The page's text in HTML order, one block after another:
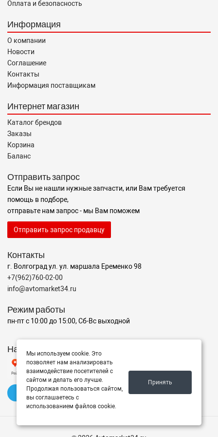
Оплата и безопасность
Информация
О компании
Новости
Соглашение
Контакты
Информация поставщикам
Интернет магазин
Каталог брендов
Заказы
Корзина
Баланс
Отправить запрос
Если Вы не нашли нужные запчасти, или Вам требуется
помощь в подборе,
отправьте нам запрос - мы Вам поможем
Отправить запрос продавцу
Контакты
г. Волгоград ул. ул. маршала Еременко 98
+7(962)760-02-00
info@avtomarket34.ru
Режим работы
пн-пт с 10:00 до 15:00, Сб-Вс выходной
Наш рейтинг на Яндексе
✍️ Оставить отзыв
Мы используем cookie. Это
позволяет нам анализировать
взаимодействие посетителей с
сайтом и делать его лучше.
Продолжая пользоваться сайтом,
вы соглашаетесь с
использованием файлов cookie.
Принять